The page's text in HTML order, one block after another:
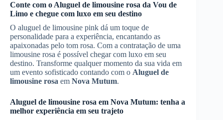
Conte com o Aluguel de limousine rosa da Vou de
Limo e chegue com luxo em seu destino
O aluguel de limousine pink dá um toque de
personalidade para a experiência, encantando as
apaixonadas pelo tom rosa. Com a contratação de uma
limousine rosa é possível chegar com luxo em seu
destino. Transforme qualquer momento da sua vida em
um evento sofisticado contando com o Aluguel de
limousine rosa em Nova Mutum.
Aluguel de limousine rosa em Nova Mutum: tenha a
melhor experiência em seu trajeto